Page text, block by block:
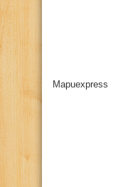
Mapuexpress